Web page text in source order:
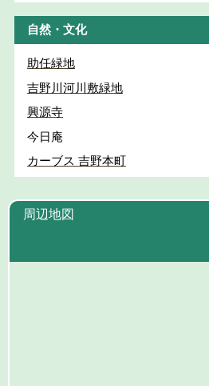
自然・文化
助任緑地
吉野川河川敷緑地
興源寺
今日庵
カーブス 吉野本町
周辺地図